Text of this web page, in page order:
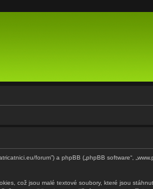
forum”) a phpBB („phpBB software“,
což jsou malé textové soubory, které jsou